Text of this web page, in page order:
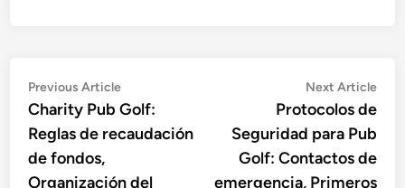
Post
navigation
Previous ArticlePrevious
article:
Charity Pub Golf:
Reglas de recaudación
de fondos,
Organización del
Next Article
Protocolos de
Seguridad para Pub
Golf: Contactos de
emergencia, Primeros